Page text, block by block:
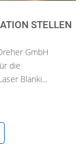
STELLEN
GmbH
die
Blanki...